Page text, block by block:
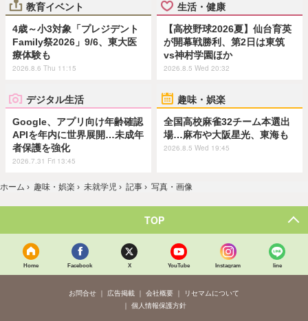
教育イベント
4歳～小3対象「プレジデント
Family祭2026」9/6、東大医
療体験も
2026.8.6 Thu 11:15
生活・健康
【高校野球2026夏】仙台育英
が開幕戦勝利、第2日は東筑
vs神村学園ほか
2026.8.5 Wed 20:32
デジタル生活
Google、アプリ向け年齢確認
APIを年内に世界展開…未成年
者保護を強化
2026.7.31 Fri 13:45
趣味・娯楽
全国高校麻雀32チーム本選出
場…麻布や大阪星光、東海も
2026.8.5 Wed 19:45
ホーム › 趣味・娯楽 › 未就学児 › 記事 › 写真・画像
TOP
Home Facebook X YouTube Instagram line
お問合せ 広告掲載 会社概要
リセマムについて
個人情報保護方針